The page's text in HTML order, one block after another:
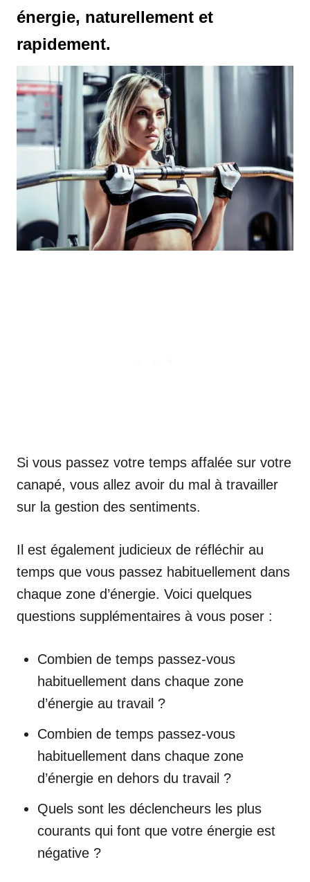
énergie, naturellement et
rapidement.
Si vous passez votre temps affalée sur votre
canapé, vous allez avoir du mal à travailler
sur la gestion des sentiments.
Il est également judicieux de réfléchir au
temps que vous passez habituellement dans
chaque zone d’énergie. Voici quelques
questions supplémentaires à vous poser :
Combien de temps passez-vous
habituellement dans chaque zone
d’énergie au travail ?
Combien de temps passez-vous
habituellement dans chaque zone
d’énergie en dehors du travail ?
Quels sont les déclencheurs les plus
courants qui font que votre énergie est
négative ?